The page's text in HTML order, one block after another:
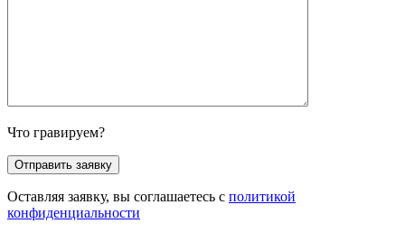
Что гравируем?
Оставляя заявку, вы соглашаетесь с политикой
конфиденциальности